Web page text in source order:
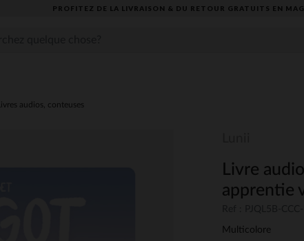
PROFITEZ DE LA LIVRAISON & DU RETOUR GRATUITS EN
Livres audios, conteuses
Livre
apprentie
Multicolore